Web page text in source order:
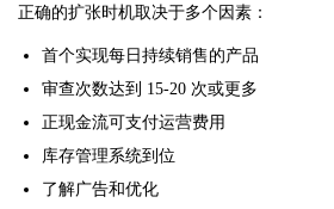
正确的扩张时机取决于多个因素：
首个实现每日持续销售的产品
审查次数达到 15-20 次或更多
正现金流可支付运营费用
库存管理系统到位
了解广告和优化